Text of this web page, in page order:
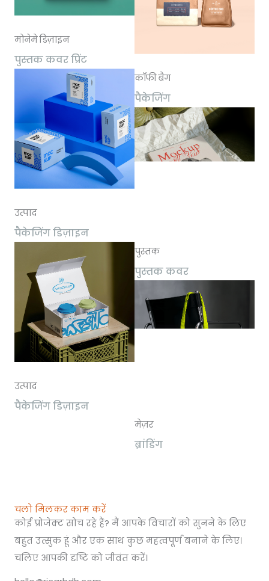
मोनेमे डिज़ाइन
पुस्तक कवर प्रिंट
उत्पाद
पैकेजिंग डिज़ाइन
उत्पाद
पैकेजिंग डिज़ाइन
कॉफी बैग
पैकेजिंग
पुस्तक
पुस्तक कवर
मेज़र
ब्रांडिंग
चलो मिलकर काम करें
कोई प्रोजेक्ट सोच रहे हैं? मैं आपके विचारों को सुनने के लिए
बहुत उत्सुक हूं और एक साथ कुछ महत्वपूर्ण बनाने के लिए।
चलिए आपकी दृष्टि को जीवंत करें।